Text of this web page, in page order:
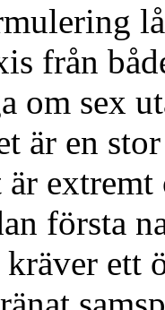
från
om sex
är en
är
första
ett